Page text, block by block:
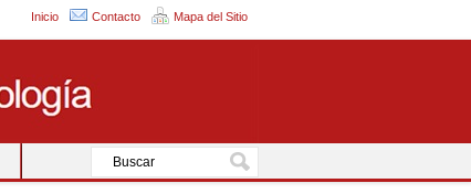
Inicio Contacto Mapa del Sitio